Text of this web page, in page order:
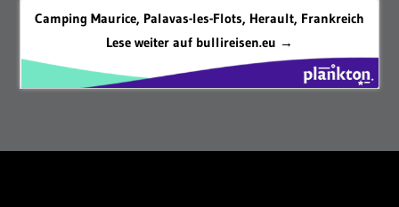
Camping Maurice, Palavas-les-Flots, Herault, Frankreich
Lese weiter auf bullireisen.eu →